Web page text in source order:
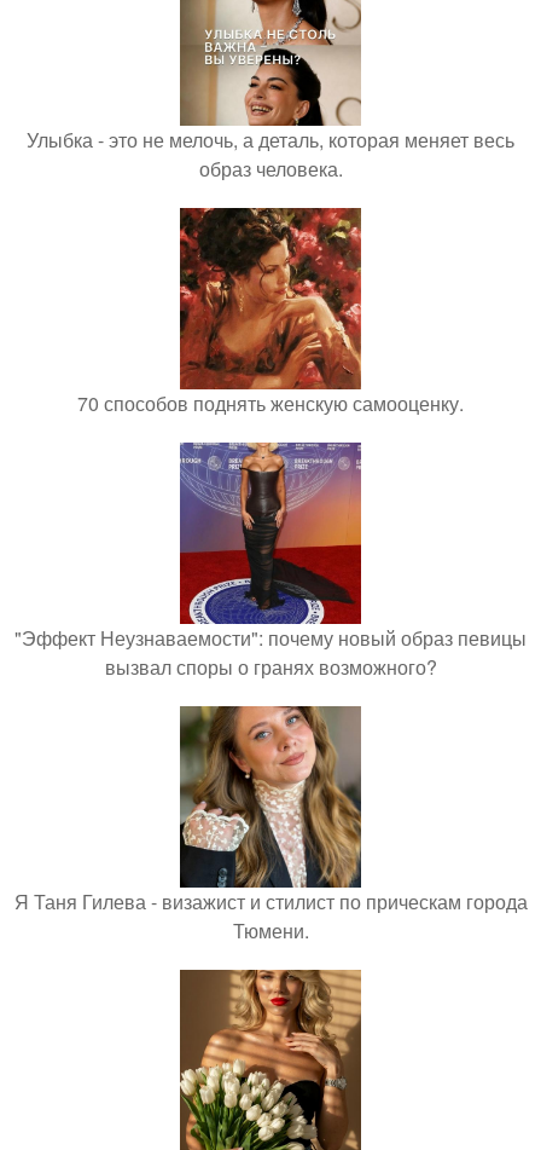
Улыбка - это не мелочь, а деталь, которая меняет весь
образ человека.
70 способов поднять женскую самооценку.
"Эффект Неузнаваемости": почему новый образ певицы
вызвал споры о гранях возможного?
Я Таня Гилева - визажист и стилист по прическам города
Тюмени.